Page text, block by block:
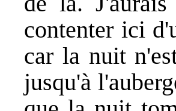
contenter ici
car la nuit
jusqu'à